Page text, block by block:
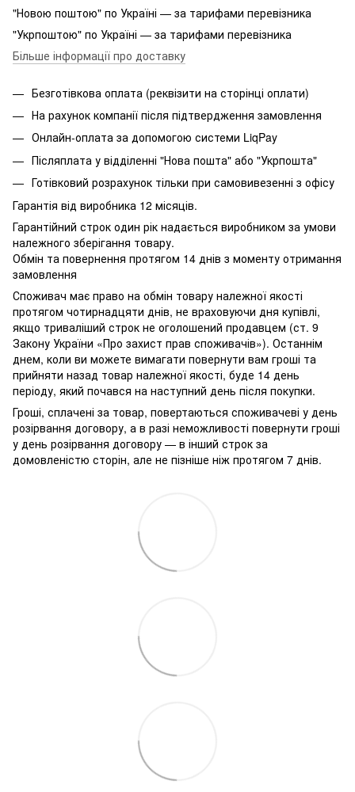
"Новою поштою" по Україні — за тарифами перевізника
"Укрпоштою" по Україні — за тарифами перевізника
Більше інформації про доставку
Безготівкова оплата (реквізити на сторінці оплати)
На рахунок компанії після підтвердження замовлення
Онлайн-оплата за допомогою системи LiqPay
Післяплата у відділенні "Нова пошта" або "Укрпошта"
Готівковий розрахунок тільки при самовивезенні з офісу
Гарантія від виробника 12 місяців.
Гарантійний строк один рік надається виробником за умови
належного зберігання товару.
Обмін та повернення протягом 14 днів з моменту отримання
замовлення
Споживач має право на обмін товару належної якості
протягом чотирнадцяти днів, не враховуючи дня купівлі,
якщо триваліший строк не оголошений продавцем (ст. 9
Закону України «Про захист прав споживачів»). Останнім
днем, коли ви можете вимагати повернути вам гроші та
прийняти назад товар належної якості, буде 14 день
періоду, який почався на наступний день після покупки.
Гроші, сплачені за товар, повертаються споживачеві у день
розірвання договору, а в разі неможливості повернути гроші
у день розірвання договору — в інший строк за
домовленістю сторін, але не пізніше ніж протягом 7 днів.